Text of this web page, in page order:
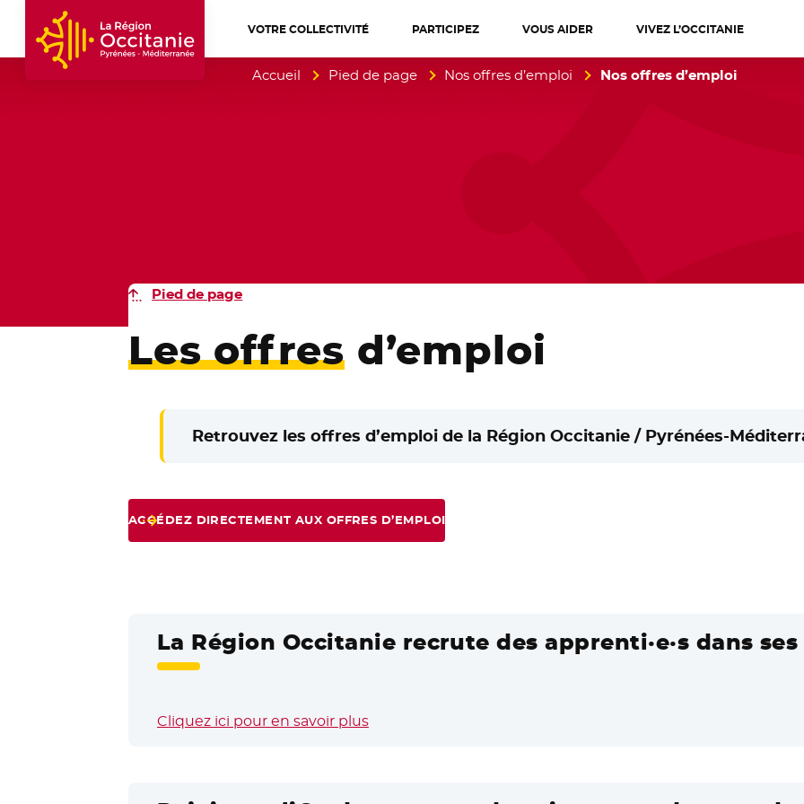
Accueil Région Occitanie / Pyrénées-Méditerranée
VOTRE COLLECTIVITÉ PARTICIPEZ VOUS AIDER VIVEZ L’OCCITANIE
Accueil Pied de page Nos offres d’emploi Nos offres d’emploi
Pied de page
Les offresd’emploi
Retrouvez les offres d’emploi de la Région Occitanie / Pyrénées-
ACCÉDEZ DIRECTEMENT AUX OFFRES D’EMPLOI
La Région Occitanie recrute des apprenti·e·s dans
Cliquez ici pour en savoir plus